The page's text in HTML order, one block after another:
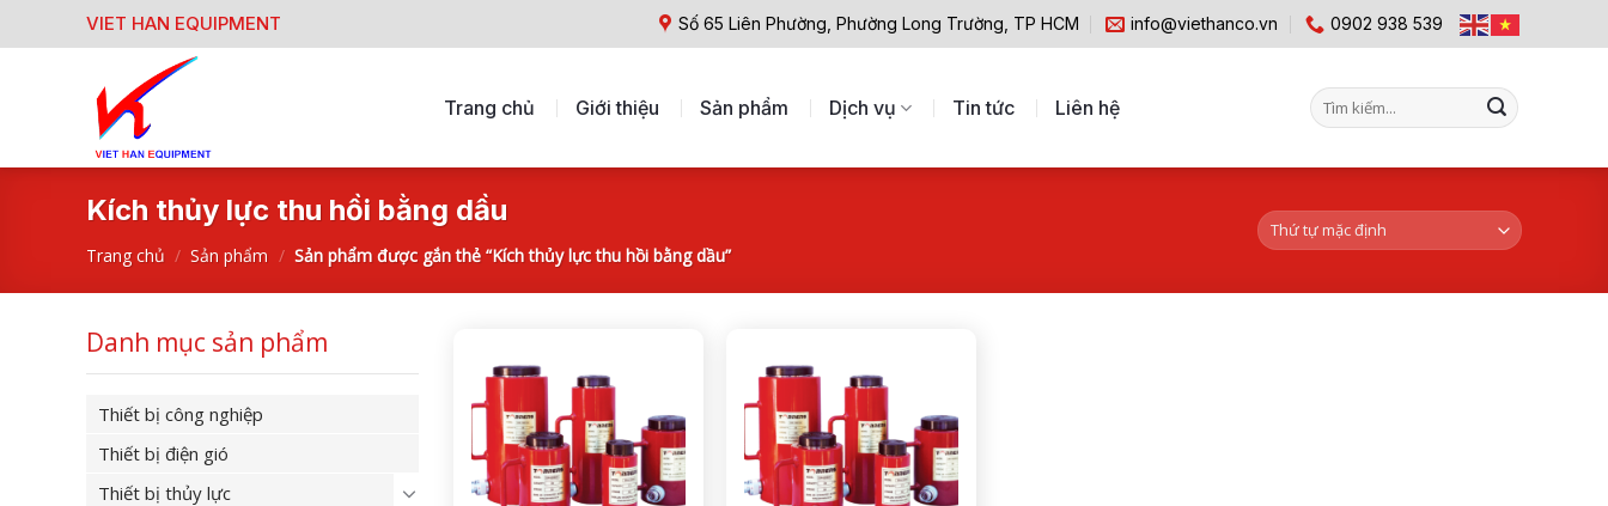
to
VIET HAN EQUIPMENT Số 65 Liên Phường, Phường Long Trường, TP HCM info@viethanco.vn 0902 938 539
Trang chủ Giới thiệu Sản phẩm Dịch vụ Tin tức Liên hệ
Tìm
kiếm:
Kích thủy lực thu hồi bằng dầu
Trang chủ / Sản phẩm / Sản phẩm được gắn thẻ “Kích thủy lực thu hồi bằng dầu”
Danh mục sản phẩm
Thiết bị công nghiệp
Thiết bị điện gió
Thiết bị thủy lực